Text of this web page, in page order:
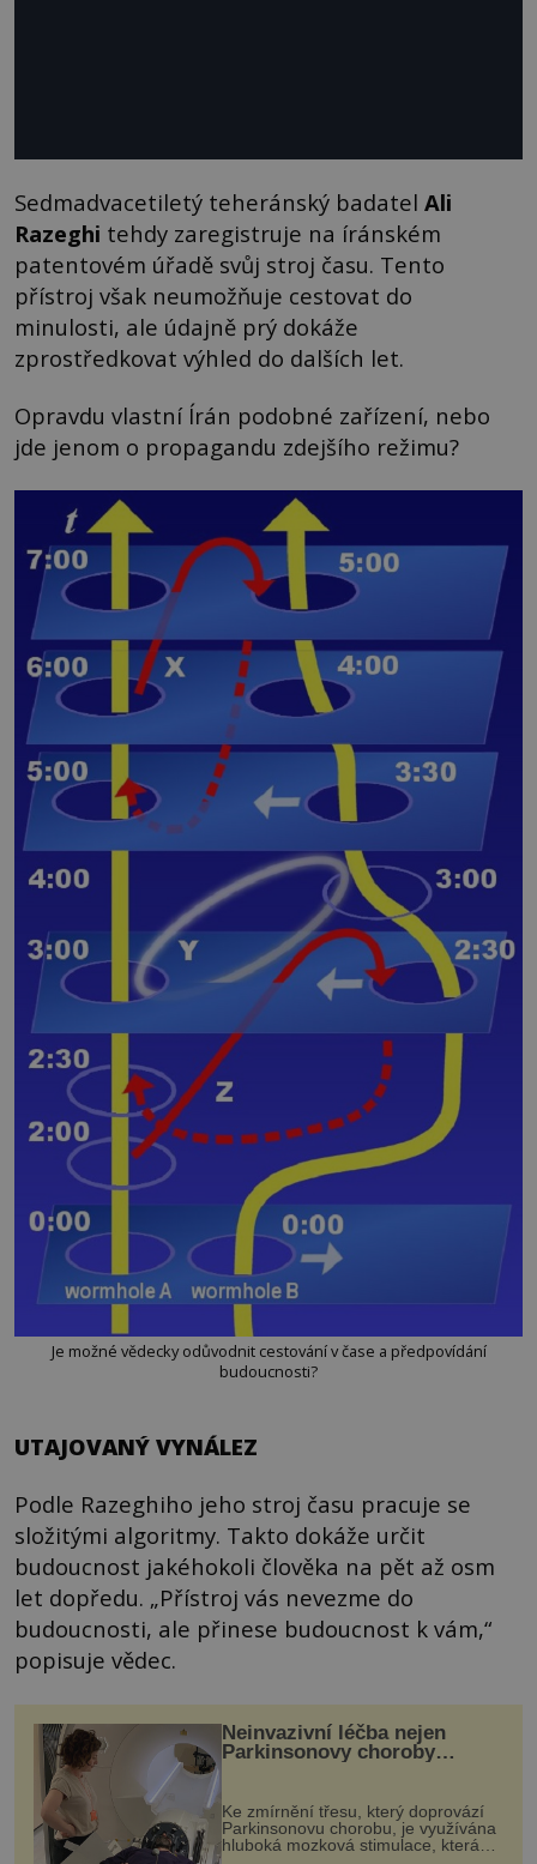
Sedmadvacetiletý teheránský badatel Ali
Razeghi tehdy zaregistruje na íránském
patentovém úřadě svůj stroj času. Tento
přístroj však neumožňuje cestovat do
minulosti, ale údajně prý dokáže
zprostředkovat výhled do dalších let.
Opravdu vlastní Írán podobné zařízení, nebo
jde jenom o propagandu zdejšího režimu?
Je možné vědecky odůvodnit cestování v čase a předpovídání
budoucnosti?
UTAJOVANÝ VYNÁLEZ
Podle Razeghiho jeho stroj času pracuje se
složitými algoritmy. Takto dokáže určit
budoucnost jakéhokoli člověka na pět až osm
let dopředu. „Přístroj vás nevezme do
budoucnosti, ale přinese budoucnost k vám,“
popisuje vědec.
Neinvazivní léčba nejen
Parkinsonovy choroby
Ke zmírnění třesu, který doprovází
Parkinsonovu chorobu, je využívána
hluboká mozková stimulace, která